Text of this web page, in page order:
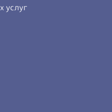
услуг